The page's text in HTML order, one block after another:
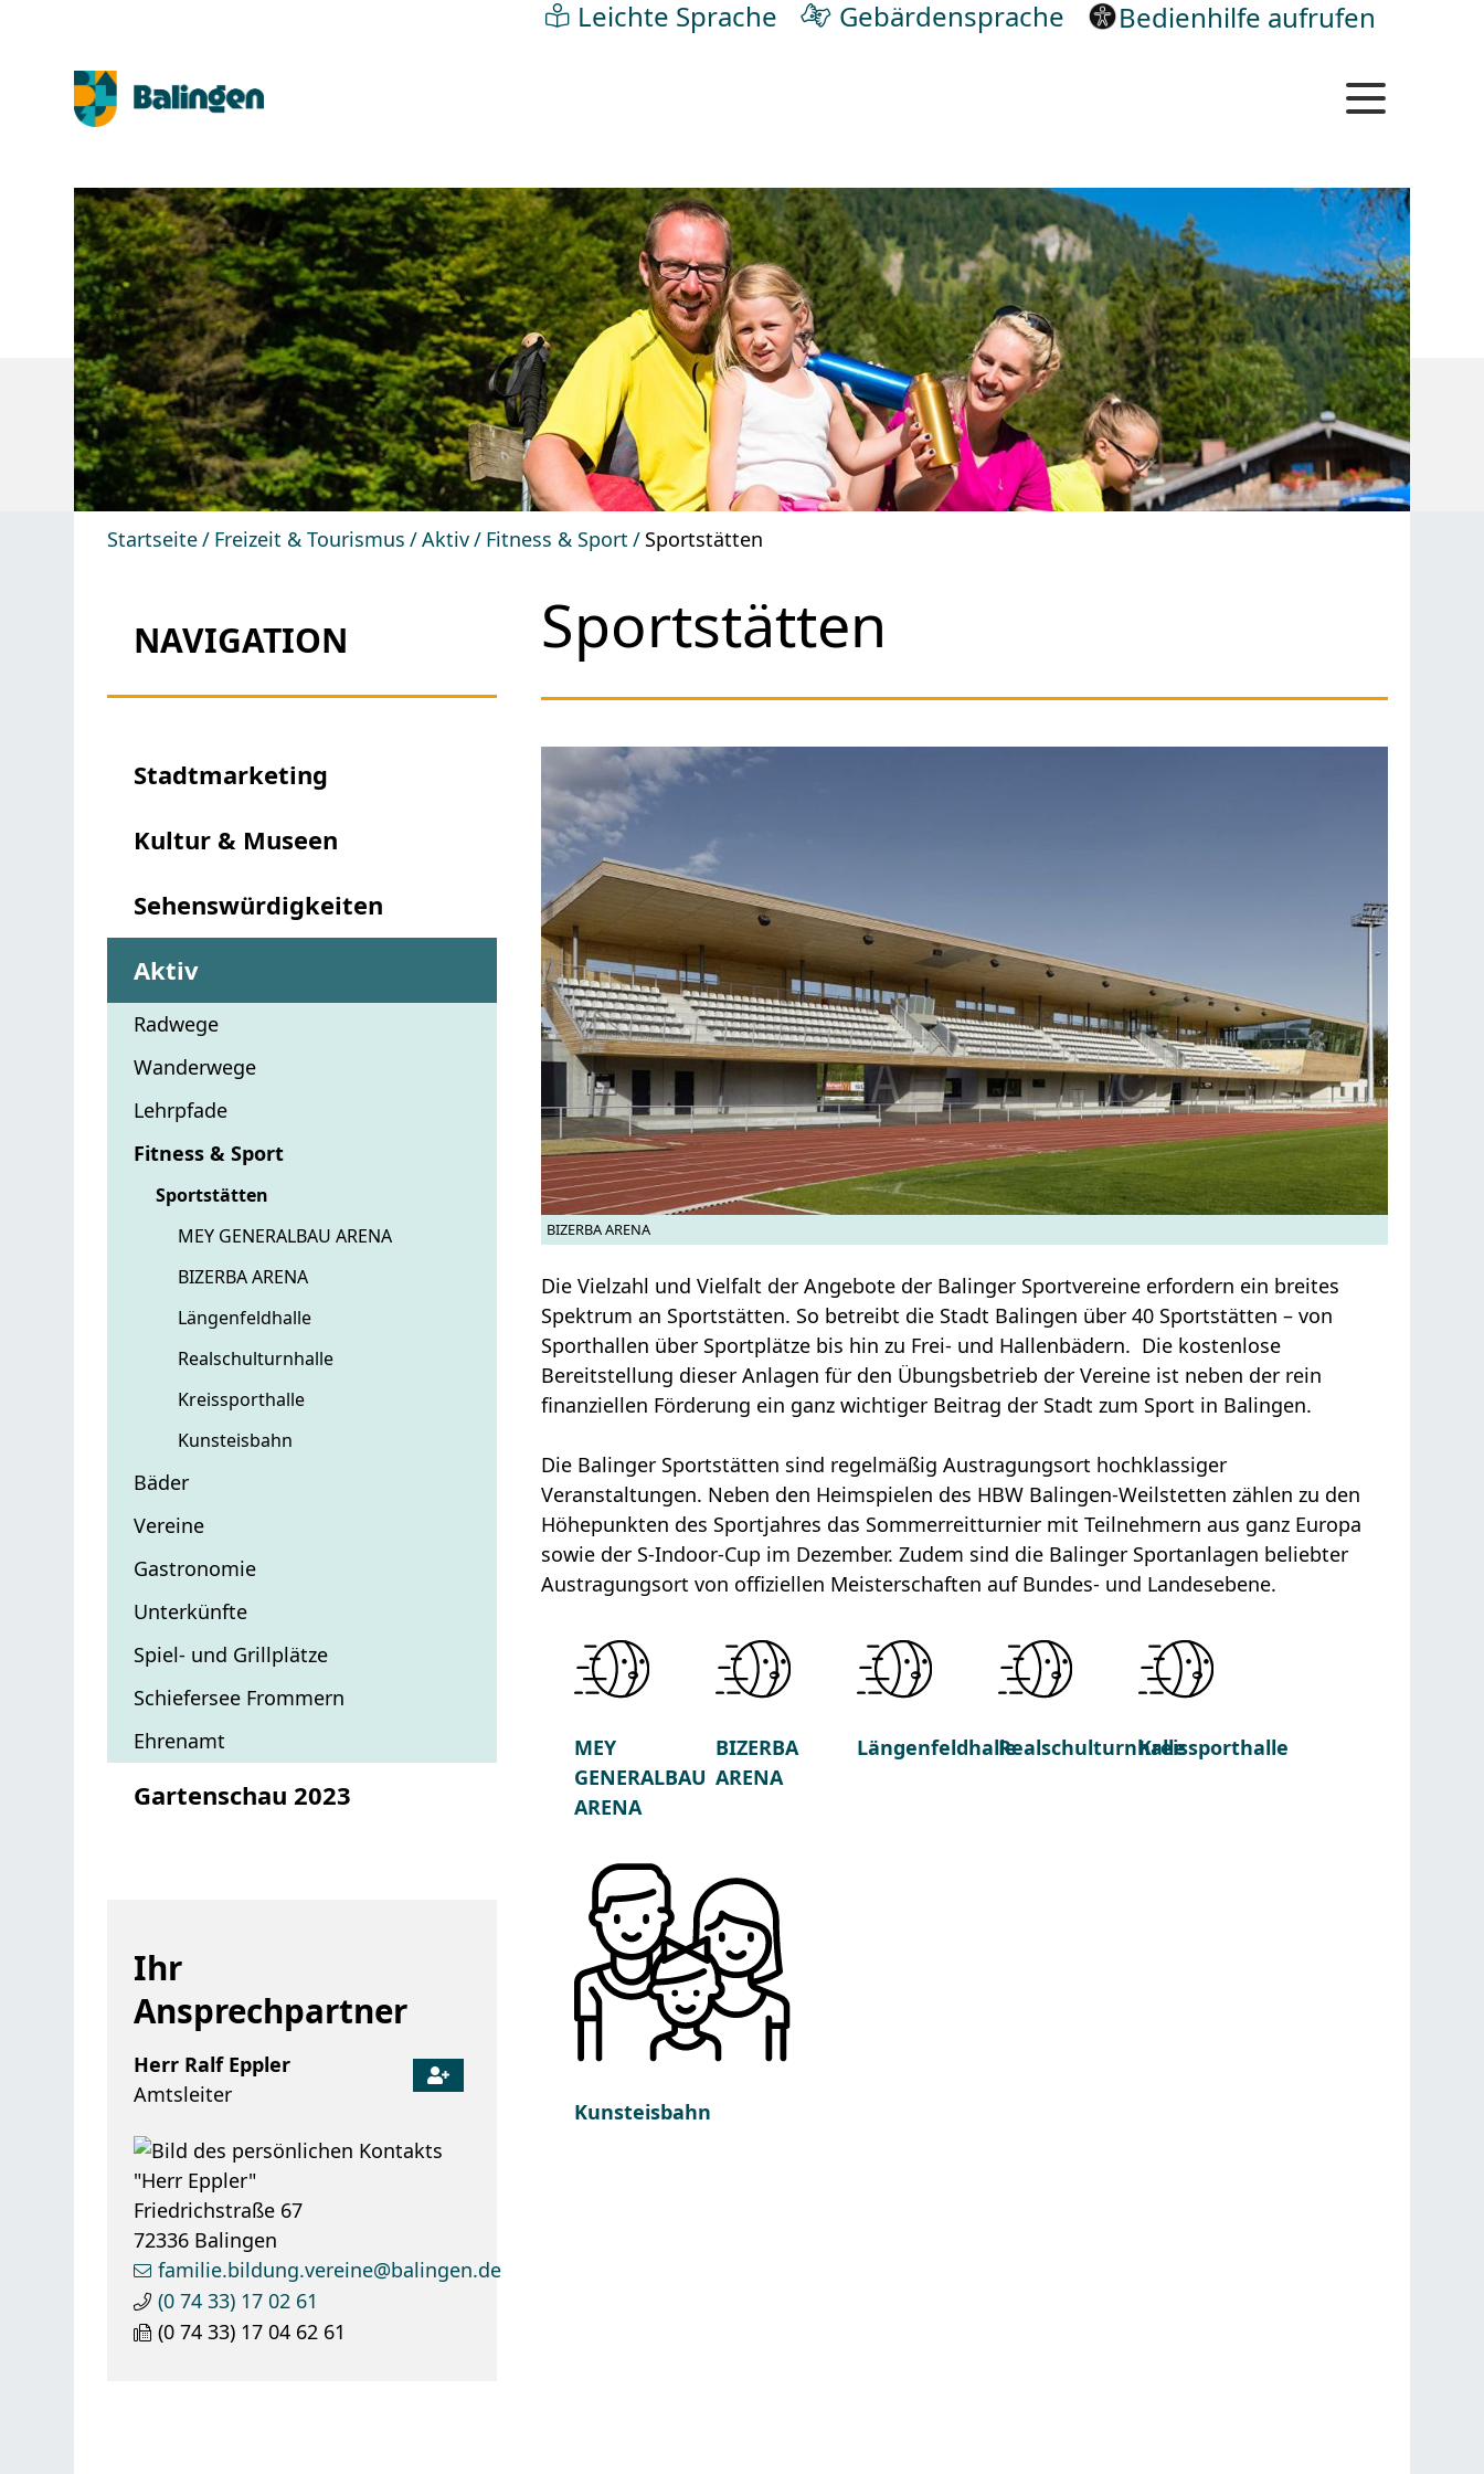
Leichte Sprache Gebärdensprache Bedienhilfe aufrufen
Startseite Freizeit & Tourismus Aktiv Fitness & Sport Sportstätten
NAVIGATION
Stadtmarketing
Kultur & Museen
Sehenswürdigkeiten
Aktiv
Radwege
Wanderwege
Lehrpfade
Fitness & Sport
Sportstätten
MEY GENERALBAU ARENA
BIZERBA ARENA
Längenfeldhalle
Realschulturnhalle
Kreissporthalle
Kunsteisbahn
Bäder
Vereine
Gastronomie
Unterkünfte
Spiel- und Grillplätze
Schiefersee Frommern
Ehrenamt
Gartenschau 2023
Ihr
Ansprechpartner
Herr Ralf Eppler
Amtsleiter
Friedrichstraße 67
72336 Balingen
familie.bildung.vereine@balingen.de
(0 74 33) 17 02 61
(0 74 33) 17 04 62 61
Sportstätten
BIZERBA ARENA
Die Vielzahl und Vielfalt der Angebote der Balinger Sportvereine erfordern ein breites
Spektrum an Sportstätten. So betreibt die Stadt Balingen über 40 Sportstätten – von
Sporthallen über Sportplätze bis hin zu Frei- und Hallenbädern. Die kostenlose
Bereitstellung dieser Anlagen für den Übungsbetrieb der Vereine ist neben der rein
finanziellen Förderung ein ganz wichtiger Beitrag der Stadt zum Sport in Balingen.
Die Balinger Sportstätten sind regelmäßig Austragungsort hochklassiger
Veranstaltungen. Neben den Heimspielen des HBW Balingen-Weilstetten zählen zu den
Höhepunkten des Sportjahres das Sommerreitturnier mit Teilnehmern aus ganz Europa
sowie der S-Indoor-Cup im Dezember. Zudem sind die Balinger Sportanlagen beliebter
Austragungsort von offiziellen Meisterschaften auf Bundes- und Landesebene.
MEY
GENERALBAU
ARENA
BIZERBA
ARENA
LängenfeldhalleRealschulturnhalleKreissporthalle
Kunsteisbahn